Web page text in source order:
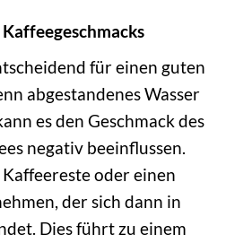
für einen guten
abgestandenes Wasser
es den Geschmack des
negativ beeinflussen.
oder einen
der sich dann in
Dies führt zu einem